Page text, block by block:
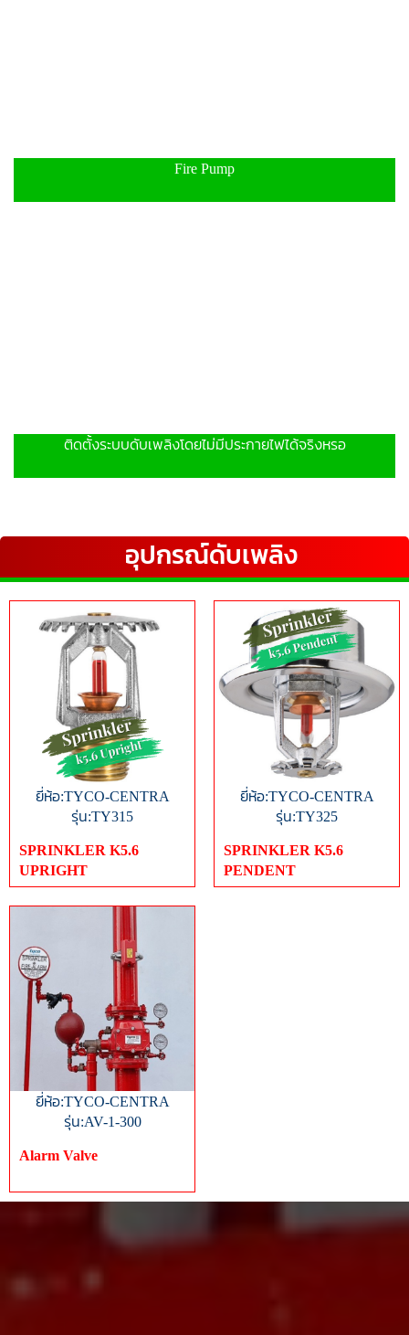
Fire Pump
ติดตั้งระบบดับเพลิงโดยไม่มีประกายไฟได้จริงหรอ
อุปกรณ์ดับเพลิง
ยี่ห้อ:TYCO-CENTRA
รุ่น:TY315
SPRINKLER K5.6
UPRIGHT
ยี่ห้อ:TYCO-CENTRA
รุ่น:TY325
SPRINKLER K5.6
PENDENT
ยี่ห้อ:TYCO-CENTRA
รุ่น:AV-1-300
Alarm Valve